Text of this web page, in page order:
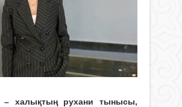
– халықтың рухани тынысы,